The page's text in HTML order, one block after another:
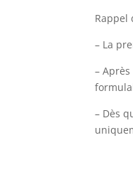
Rappel
– La
–
– Dès